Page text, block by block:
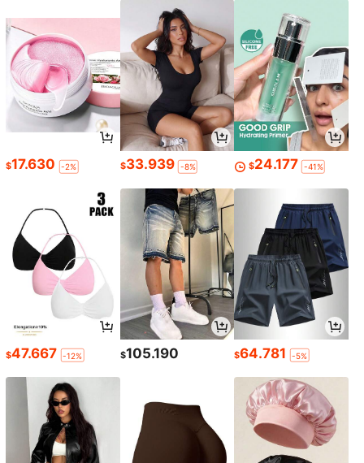
$17.630 -2% $33.939 -8% $24.177 -41%
$47.667 -12% $105.190 $64.781 -5%